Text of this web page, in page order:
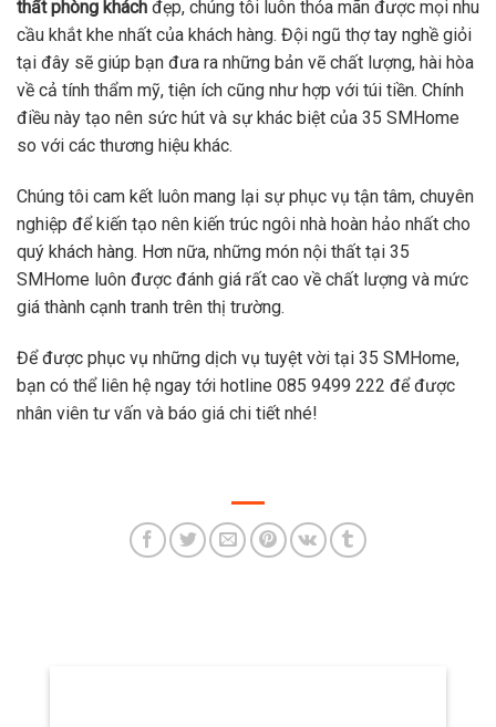
thất phòng khách đẹp, chúng tôi luôn thỏa mãn được mọi nhu
cầu khắt khe nhất của khách hàng. Đội ngũ thợ tay nghề giỏi
tại đây sẽ giúp bạn đưa ra những bản vẽ chất lượng, hài hòa
về cả tính thẩm mỹ, tiện ích cũng như hợp với túi tiền. Chính
điều này tạo nên sức hút và sự khác biệt của 35 SMHome
so với các thương hiệu khác.
Chúng tôi cam kết luôn mang lại sự phục vụ tận tâm, chuyên
nghiệp để kiến tạo nên kiến trúc ngôi nhà hoàn hảo nhất cho
quý khách hàng. Hơn nữa, những món nội thất tại 35
SMHome luôn được đánh giá rất cao về chất lượng và mức
giá thành cạnh tranh trên thị trường.
Để được phục vụ những dịch vụ tuyệt vời tại 35 SMHome,
bạn có thể liên hệ ngay tới hotline 085 9499 222 để được
nhân viên tư vấn và báo giá chi tiết nhé!